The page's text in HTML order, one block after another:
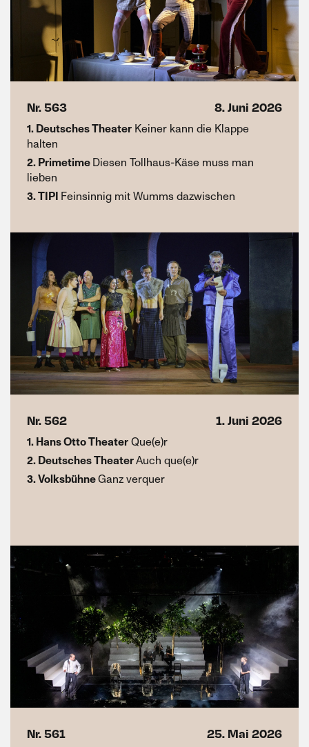
Nr. 563 8. Juni 2026
1. Deutsches Theater Keiner kann die Klappe
halten
2. PrimetimeDiesen Tollhaus-Käse muss man
lieben
3. TIPI Feinsinnig mit Wumms dazwischen
Nr. 562 1. Juni 2026
1. Hans Otto TheaterQue(e)r
2. Deutsches TheaterAuch que(e)r
3. VolksbühneGanz verquer
Nr. 561 25. Mai 2026